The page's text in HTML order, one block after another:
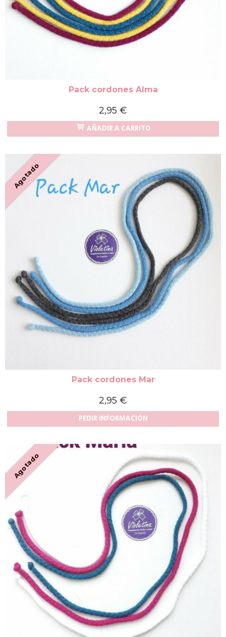
Pack cordones Alma
2,95 €
AÑADIR A CARRITO
Agotado
Pack cordones Mar
2,95 €
PEDIR INFORMACIÓN
Agotado